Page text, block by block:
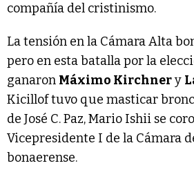
compañía del cristinismo.
La tensión en la Cámara Alta
pero en esta batalla por la
ganaron Máximo Kirchnery
Kicillof tuvo que masticar
de José C. Paz, Mario Ishii se
Vicepresidente I de la Cámara
bonaerense.